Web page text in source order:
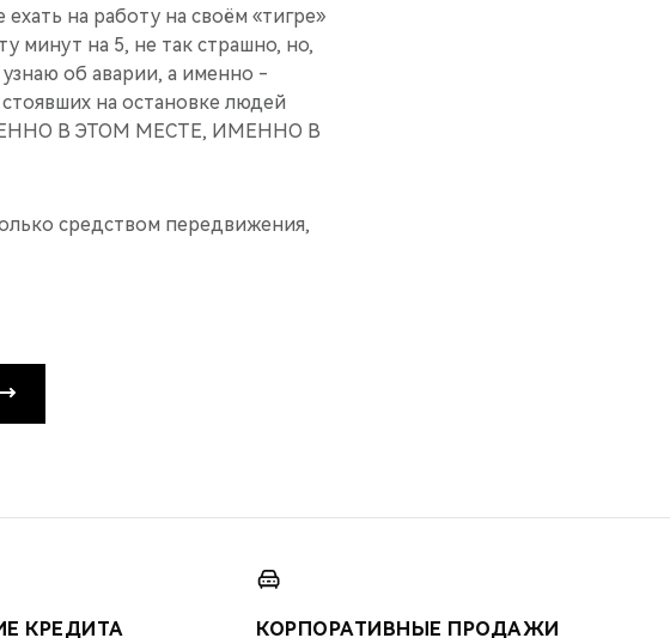
на работу на своём «тигре»
минут на 5, не так страшно, но,
узнаю об аварии, а именно -
на остановке людей
В ЭТОМ МЕСТЕ, ИМЕННО В
средством передвижения,
КРЕДИТА КОРПОРАТИВНЫЕ ПРОДАЖИ